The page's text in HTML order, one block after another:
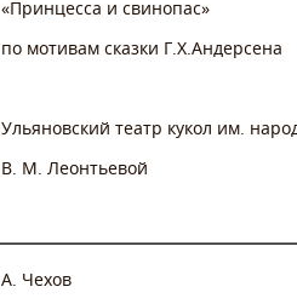
«Принцесса и свинопас»
по мотивам сказки Г.Х.Андерсена
Ульяновский театр кукол им.
В. М. Леонтьевой
А. Чехов